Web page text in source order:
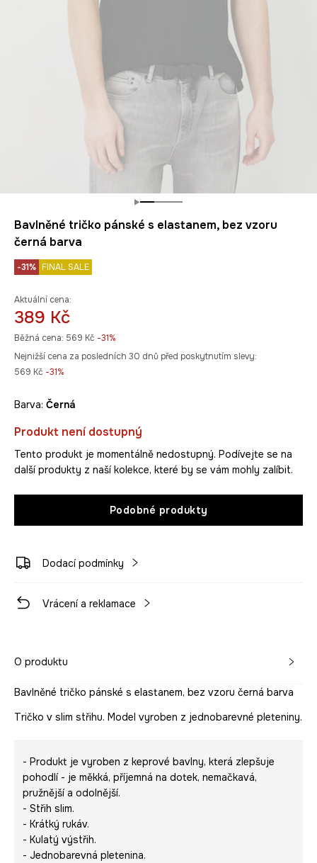
Bavlněné tričko pánské s elastanem, bez vzoru
černá barva
-31% FINAL SALE
Aktuální cena:
389 Kč
Běžná cena: 569 Kč -31%
Nejnižší cena za posledních 30 dnů před poskytnutím slevy:
569 Kč -31%
Barva: černá
Produkt není dostupný
Tento produkt je momentálně nedostupný. Podívejte se na
další produkty z naší kolekce, které by se vám mohly zalíbit.
Podobné produkty
Dodací podmínky
Vrácení a reklamace
O produktu
Bavlněné tričko pánské s elastanem, bez vzoru černá barva
Tričko v slim střihu. Model vyroben z jednobarevné pleteniny.
- Produkt je vyroben z keprové bavlny, která zlepšuje
pohodlí - je měkká, příjemná na dotek, nemačkavá,
pružnější a odolnější.
- Střih slim.
- Krátký rukáv.
- Kulatý výstřih.
- Jednobarevná pletenina.